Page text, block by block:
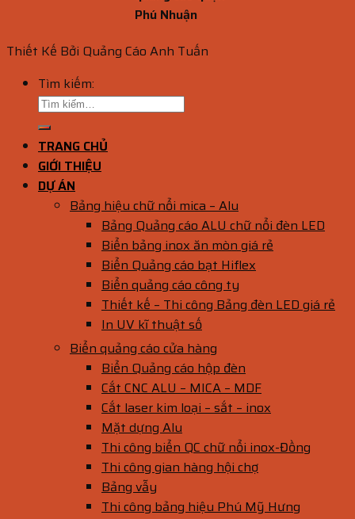
Phú Nhuận
Thiết Kế Bởi Quảng Cáo Anh Tuấn
Tìm kiếm:
TRANG CHỦ
GIỚI THIỆU
DỰ ÁN
Bảng hiệu chữ nổi mica – Alu
Bảng Quảng cáo ALU chữ nổi đèn LED
Biển bảng inox ăn mòn giá rẻ
Biển Quảng cáo bạt Hiflex
Biển quảng cáo công ty
Thiết kế – Thi công Bảng đèn LED giá rẻ
In UV kĩ thuật số
Biển quảng cáo cửa hàng
Biển Quảng cáo hộp đèn
Cắt CNC ALU – MICA – MDF
Cắt laser kim loại – sắt – inox
Mặt dựng Alu
Thi công biển QC chữ nổi inox-Đồng
Thi công gian hàng hội chợ
Bảng vẫy
Thi công bảng hiệu Phú Mỹ Hưng